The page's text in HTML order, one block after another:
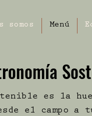
somos Menú
es la
el campo a